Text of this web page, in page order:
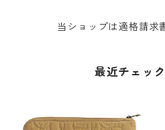
当ショップは適格請求
最近チェッ